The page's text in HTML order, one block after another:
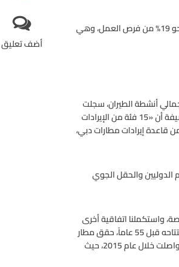
أضف تعليق
وأضافت في التقرير، أن قطاع الطيران يسهم بنسبة 27% من إجمالي الناتج المحلي لإمارة دبي، وبنحو 19% من فرص العمل، وهي
أنشطة الطيران، سجلت
فئات إيرادات الطيران نمواً قوياً بنسبة زادت على 12% في عام 2015 مقارنة مع العام السابق»، مضيفة أن «15 فئة من الإيرادات
بالطيران شهدت نمواً تجاوزت نسبته 12% في عام 2015، وأصبحت اليوم تشكل 52% من قاعدة إيرادات مطارات دبي،
الدوليين والحقل الجوي
واستكملنا اتفاقية أخرى
لبناء فندق متوسط الفئة في مبنى المسافرين الحالي في (دبي الجنوب)»، مشيرة إلى أنه «منذ افتتاحه قبل 55 عاماً، حقق مطار
دبي الدولي نمواً سنوياً بمعدل يزيد على 13%، ومن غير المستغرب أن قصة النجاح المذهلة هذه تواصلت خلال عام 2015، حيث